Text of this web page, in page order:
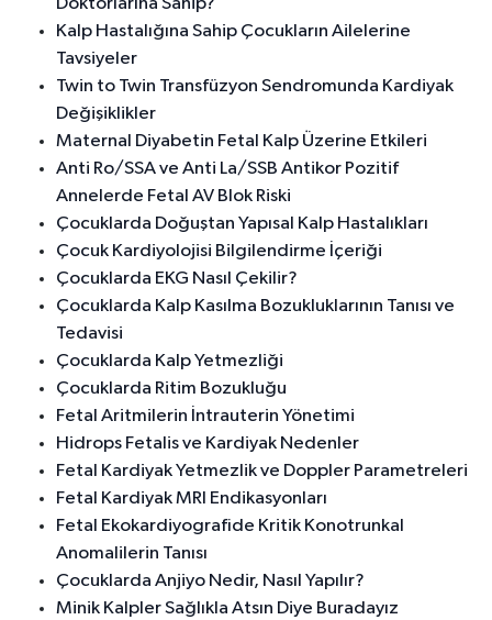
Doktorlarına Sahip?
Kalp Hastalığına Sahip Çocukların Ailelerine
Tavsiyeler
Twin to Twin Transfüzyon Sendromunda Kardiyak
Değişiklikler
Maternal Diyabetin Fetal Kalp Üzerine Etkileri
Anti Ro/SSA ve Anti La/SSB Antikor Pozitif
Annelerde Fetal AV Blok Riski
Çocuklarda Doğuştan Yapısal Kalp Hastalıkları
Çocuk Kardiyolojisi Bilgilendirme İçeriği
Çocuklarda EKG Nasıl Çekilir?
Çocuklarda Kalp Kasılma Bozukluklarının Tanısı ve
Tedavisi
Çocuklarda Kalp Yetmezliği
Çocuklarda Ritim Bozukluğu
Fetal Aritmilerin İntrauterin Yönetimi
Hidrops Fetalis ve Kardiyak Nedenler
Fetal Kardiyak Yetmezlik ve Doppler Parametreleri
Fetal Kardiyak MRI Endikasyonları
Fetal Ekokardiyografide Kritik Konotrunkal
Anomalilerin Tanısı
Çocuklarda Anjiyo Nedir, Nasıl Yapılır?
Minik Kalpler Sağlıkla Atsın Diye Buradayız